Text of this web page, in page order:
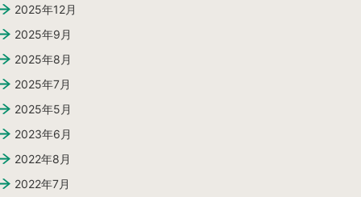
2025年12月
2025年9月
2025年8月
2025年7月
2025年5月
2023年6月
2022年8月
2022年7月